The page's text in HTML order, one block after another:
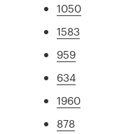
1050
1583
959
634
1960
878